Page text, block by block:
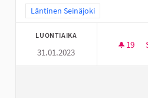
Rajaa tulokset teeman mukaan:
Läntinen Seinäjoki
LUONTIAIKA
31.01.2023
19